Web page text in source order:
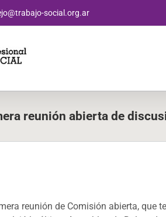
social.org.ar
reunión abierta de
reunión de Comisión abierta, que